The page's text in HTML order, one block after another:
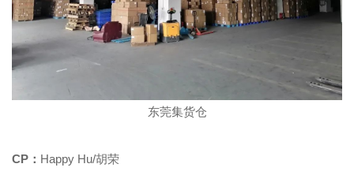
东莞集货仓
CP： Happy Hu/胡荣